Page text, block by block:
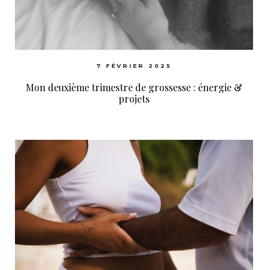
7 FÉVRIER 2025
Mon deuxième trimestre de grossesse : énergie &
projets